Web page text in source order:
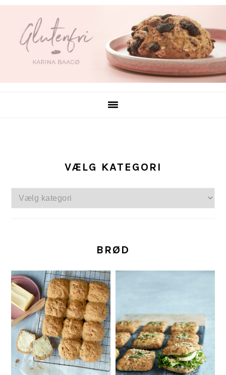
Gå
navigation
Skip
indhold
VÆLG KATEGORI
Vælg
kategori
BRØD